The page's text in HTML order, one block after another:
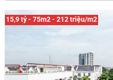
15,9 tỷ - 75m2 - 212 triệu/m2